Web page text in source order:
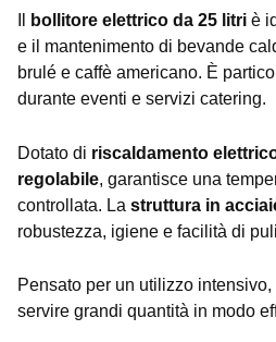
bollitore elettrico da 25 litri è
e il mantenimento di bevande
brulé e caffè americano. È
durante eventi e servizi catering.
Dotato di riscaldamento
regolabile, garantisce una
controllata. La struttura in
robustezza, igiene e facilità di
Pensato per un utilizzo
servire grandi quantità in modo